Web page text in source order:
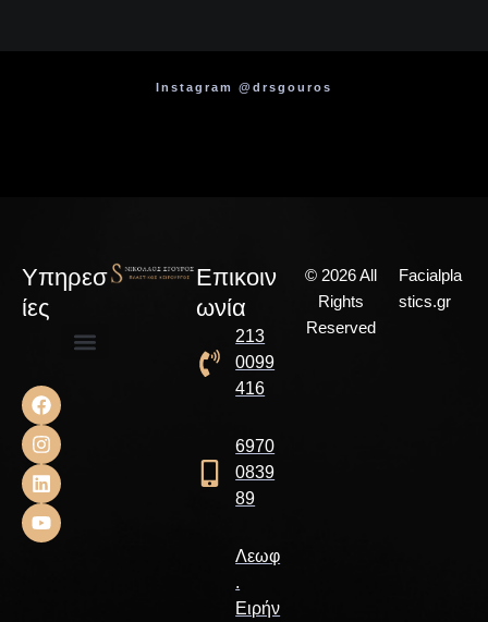
Instagram @drsgouros
Υπηρεσ
ίες
Επικοιν
ωνία
213
0099
416
6970
0839
89
Λεωφ
.
Ειρήν
© 2026 All
Rights
Reserved
Facialpla
stics.gr